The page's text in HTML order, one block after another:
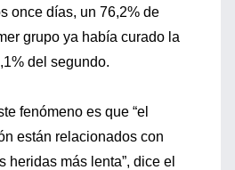
once días, un 76,2% de
grupo ya había curado la
del segundo.
fenómeno es que “el
están relacionados con
heridas más lenta”, dice el